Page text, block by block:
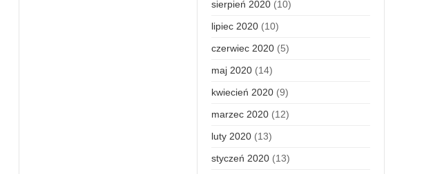
sierpień 2020(10)
lipiec 2020(10)
czerwiec 2020(5)
maj 2020(14)
kwiecień 2020(9)
marzec 2020(12)
luty 2020(13)
styczeń 2020(13)